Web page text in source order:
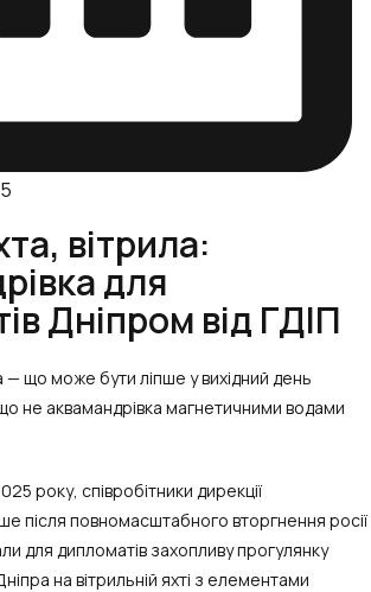
вітрила:
для
Дніпром від ГДІП
— що може бути ліпше у вихідний день
не аквамандрівка магнетичними водами
року, співробітники дирекції
після повномасштабного вторгнення росії
для дипломатів захопливу прогулянку
на вітрильній яхті з елементами